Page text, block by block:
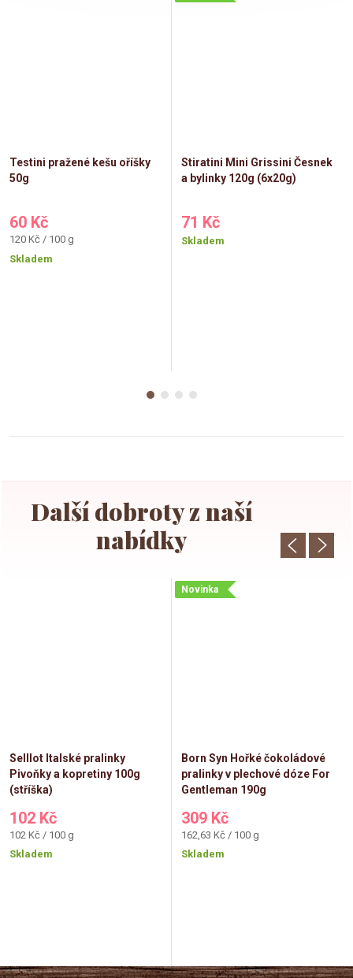
Testini pražené kešu oříšky
50g
60 Kč
Měrná
cena:
120 Kč / 100 g
Skladem
Stiratini Mini Grissini Česnek
a bylinky 120g (6x20g)
71 Kč
Skladem
Selllot Italské pralinky
Pivoňky a kopretiny 100g
(stříška)
102 Kč
Měrná
cena:
102 Kč / 100 g
Skladem
Novinka
Born Syn Hořké čokoládové
pralinky v plechové dóze For
Gentleman 190g
309 Kč
Měrná
cena:
162,63 Kč / 100 g
Skladem